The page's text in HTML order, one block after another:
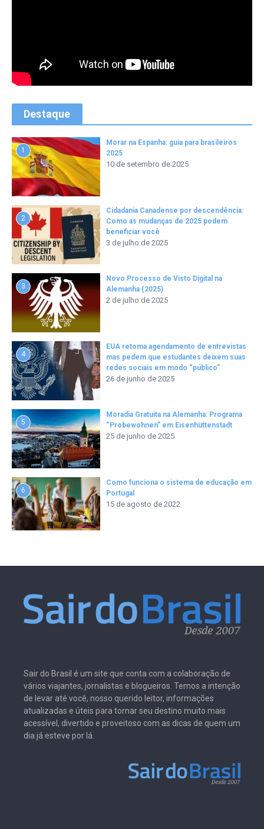
Destaque
1
Morar na Espanha: guia para brasileiros
2025
10 de setembro de 2025
2
Cidadania Canadense por descendência:
Como as mudanças de 2025 podem
beneficiar você
3 de julho de 2025
3
Novo Processo de Visto Digital na
Alemanha (2025)
2 de julho de 2025
4
EUA retoma agendamento de entrevistas
mas pedem que estudantes deixem suas
redes sociais em modo “público”
26 de junho de 2025
5
Moradia Gratuita na Alemanha: Programa
“Probewohnen” em Eisenhüttenstadt
25 de junho de 2025
6
Como funciona o sistema de educação em
Portugal
15 de agosto de 2022
Sair do Brasil é um site que conta com a colaboração de
vários viajantes, jornalistas e blogueiros. Temos a intenção
de levar até você, nosso querido leitor, informações
atualizadas e úteis para tornar seu destino muito mais
acessível, divertido e proveitoso com as dicas de quem um
dia já esteve por lá.